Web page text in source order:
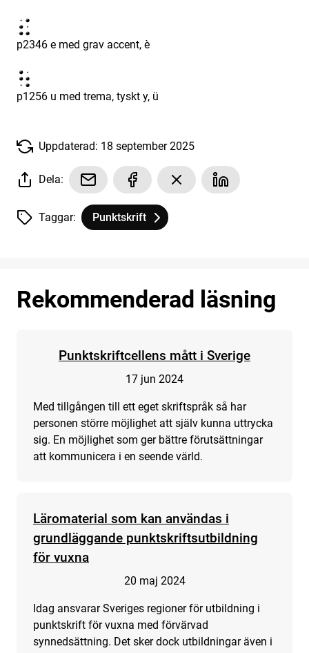
p2346 e med grav accent, è
p1256 u med trema, tyskt y, ü
Uppdaterad: 18 september 2025
Dela:
Taggar: Tagg
Punktskrift
tillhör
Andra språk
Rekommenderad läsning
Punktskriftcellens mått i Sverige
17 jun 2024
Med tillgången till ett eget skriftspråk så har
personen större möjlighet att själv kunna uttrycka
sig. En möjlighet som ger bättre förutsättningar
att kommunicera i en seende värld.
Läromaterial som kan användas i
grundläggande punktskriftsutbildning
för vuxna
20 maj 2024
Idag ansvarar Sveriges regioner för utbildning i
punktskrift för vuxna med förvärvad
synnedsättning. Det sker dock utbildningar även i